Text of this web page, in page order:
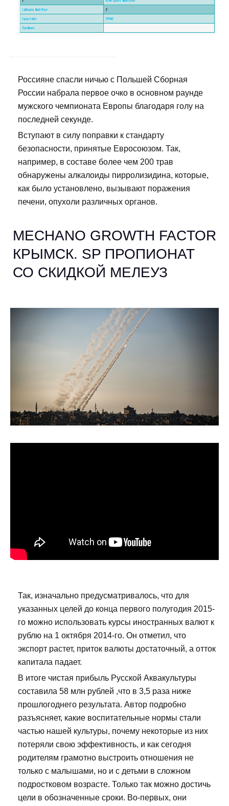
Россияне спасли ничью с Польшей Сборная
России набрала первое очко в основном раунде
мужского чемпионата Европы благодаря голу на
последней секунде.
Вступают в силу поправки к стандарту
безопасности, принятые Евросоюзом. Так,
например, в составе более чем 200 трав
обнаружены алкалоиды пирролизидина, которые,
как было установлено, вызывают поражения
печени, опухоли различных органов.
MECHANO GROWTH FACTOR
КРЫМСК. SP ПРОПИОНАТ
СО СКИДКОЙ МЕЛЕУЗ
Так, изначально предусматривалось, что для
указанных целей до конца первого полугодия 2015-
го можно использовать курсы иностранных валют к
рублю на 1 октября 2014-го. Он отметил, что
экспорт растет, приток валюты достаточный, а отток
капитала падает.
В итоге чистая прибыль Русской Аквакультуры
составила 58 млн рублей ,что в 3,5 раза ниже
прошлогоднего результата. Автор подробно
разъясняет, какие воспитательные нормы стали
частью нашей культуры, почему некоторые из них
потеряли свою эффективность, и как сегодня
родителям грамотно выстроить отношения не
только с малышами, но и с детьми в сложном
подростковом возрасте. Только так можно достичь
цели в обозначенные сроки. Во-первых, они